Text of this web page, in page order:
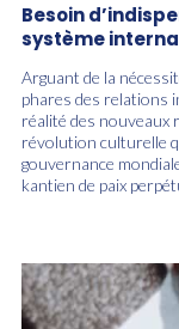
Besoin
système
Arguant de la
phares des relations
réalité des nouveaux
révolution culturelle
gouvernance
kantien de paix